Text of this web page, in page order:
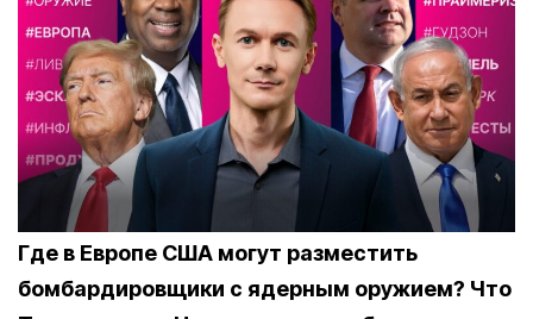
Где в Европе США могут разместить
бомбардировщики с ядерным оружием? Что